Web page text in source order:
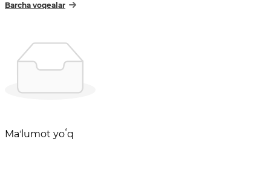
Barcha voqealar
Maʼlumot yoʻq